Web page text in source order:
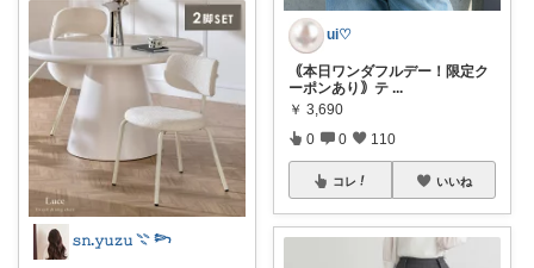
𝚜𝚗.𝚢𝚞𝚣𝚞 𓇢 𓆸
ui♡
｟本日ワンダフルデー！限定ク
ーポンあり｠テ ...
￥ 3,690
0 0 110
コレ いいね